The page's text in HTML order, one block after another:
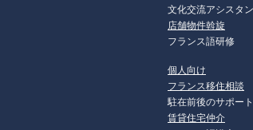
文化交流アシスタ
店舗物件斡旋
フランス語研修
個人向け
フランス移住相談
駐在前後のサポート
賃貸住宅仲介